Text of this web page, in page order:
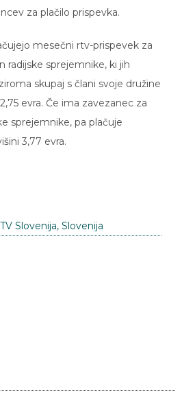
za plačilo prispevka.
mesečni rtv-prispevek za
radijske sprejemnike, ki jih
skupaj s člani svoje družine
evra. Če ima zavezanec za
sprejemnike, pa plačuje
3,77 evra.
Slovenija, Slovenija